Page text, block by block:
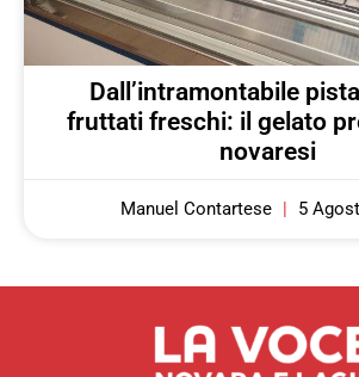
Dall’intramontabile
fruttati freschi: il gelato
novaresi
Manuel Contartese 5